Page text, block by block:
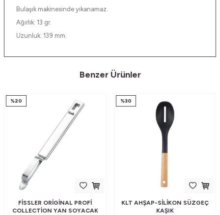
Bulaşık makinesinde yıkanamaz.
Ağırlık: 13 gr.
Uzunluk: 139 mm.
Benzer Ürünler
%20
FISSLER ORIGINAL PROFI
COLLECTION YAN SOYACAK
%30
KLT AHŞAP-SILIKON SÜZGEÇ
KAŞIK